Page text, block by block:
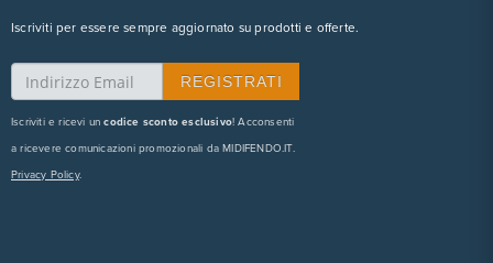
Iscriviti per essere sempre aggiornato su prodotti e offerte.
Iscriviti e ricevi uncodice sconto esclusivo! Acconsenti
a ricevere comunicazioni promozionali da MIDIFENDO.IT.
Privacy Policy.